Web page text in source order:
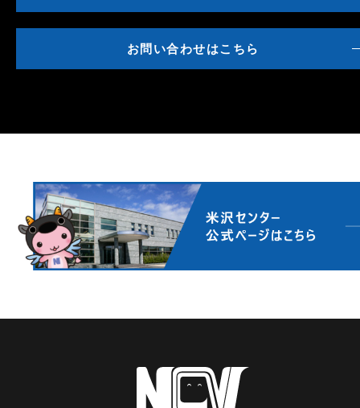
お問い合わせはこちら